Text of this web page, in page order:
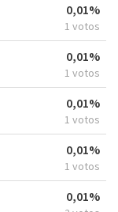
0,01%
1 votos
0,01%
1 votos
0,01%
1 votos
0,01%
1 votos
0,01%